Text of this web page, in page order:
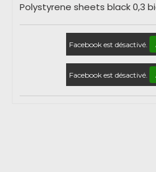
Polystyrene sheets black 0,3
Facebook est désactivé.
Facebook est désactivé.